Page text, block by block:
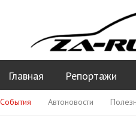
Главная Репортажи
Ваши вопросы ПДД
События Автоновости